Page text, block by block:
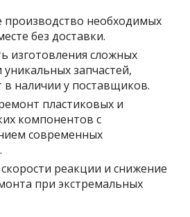
необходимых
без доставки.
изготовления сложных
запчастей,
в наличии у поставщиков.
пластиковых и
компонентов с
современных
реакции и снижение
при экстремальных